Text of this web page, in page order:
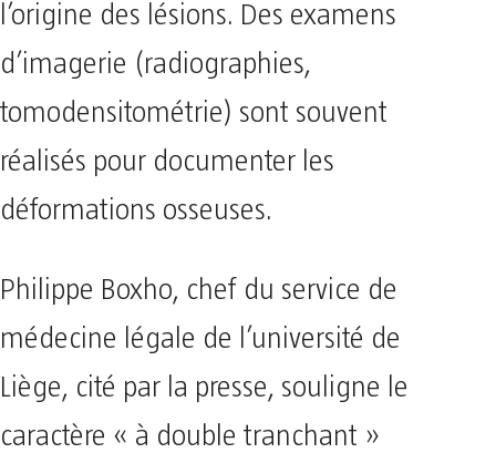
l’origine des lésions. Des examens
d’imagerie (radiographies,
tomodensitométrie) sont souvent
réalisés pour documenter les
déformations osseuses.
Philippe Boxho, chef du service de
médecine légale de l’université de
Liège, cité par la presse, souligne le
caractère « à double tranchant »